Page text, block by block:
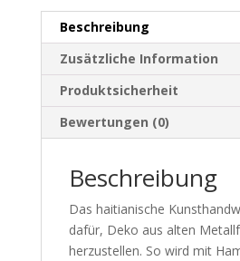
Beschreibung
Zusätzliche Information
Produktsicherheit
Bewertungen (0)
Beschreibung
Das haitianische
dafür, Deko aus alten
herzustellen. So wird mit